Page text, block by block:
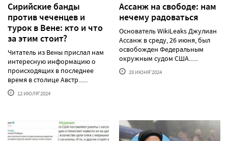
Сирийские банды
против чеченцев и
турок в Вене: кто и что
за этим стоит?
Читатель из Вены прислал нам
интересную информацию о
происходящих в последнее
время в столице Австр......
12 ИЮЛЯ'2024
Ассанж на свободе: нам
нечему радоваться
Основатель WikiLeaks Джулиан
Ассанж в среду, 26 июня, был
освобожден Федеральным
окружным судом США......
28 ИЮНЯ'2024